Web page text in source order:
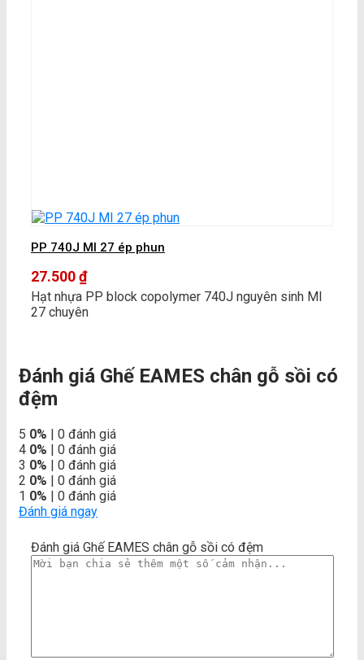
PP 740J MI 27 ép phun
27.500₫
Hạt nhựa PP block copolymer 740J nguyên sinh MI
27 chuyên
Đánh giá Ghế EAMES chân gỗ sồi có
đệm
5 0% | 0 đánh giá
4 0% | 0 đánh giá
3 0% | 0 đánh giá
2 0% | 0 đánh giá
1 0% | 0 đánh giá
Đánh giá ngay
Đánh giá Ghế EAMES chân gỗ sồi có đệm